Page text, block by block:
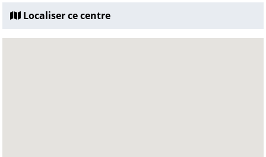
Localiser ce centre